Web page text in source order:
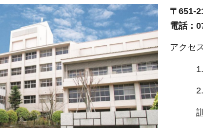
〒651-
電話：
アクセ